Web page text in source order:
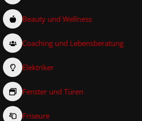
Beauty und Wellness
Coaching und Lebensberatung
Elektriker
Fenster und Türen
Friseure